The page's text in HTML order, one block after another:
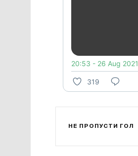
20:53 - 26 Aug 2021
319
НЕ ПРОПУСТИ ГОЛ